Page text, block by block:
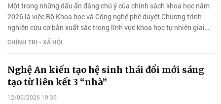
Một trong những dấu ấn đáng chú ý của chính sách khoa học năm
2026 là việc Bộ Khoa học và Công nghệ phê duyệt Chương trình
nghiên cứu cơ bản xuất sắc trong lĩnh vực khoa học tự nhiên giai
đoạn 2026-2035 (PEBR).
CHÍNH TRỊ - XÃ HỘI
Nghệ An kiến tạo hệ sinh thái đổi mới sáng
tạo từ liên kết 3 “nhà”
12/06/2026 19:36